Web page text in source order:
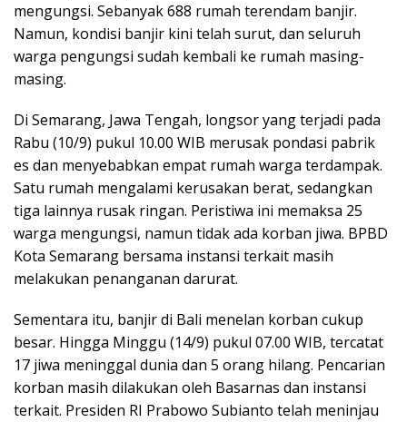
mengungsi. Sebanyak 688 rumah terendam banjir.
Namun, kondisi banjir kini telah surut, dan seluruh
warga pengungsi sudah kembali ke rumah masing-
masing.
Di Semarang, Jawa Tengah, longsor yang terjadi pada
Rabu (10/9) pukul 10.00 WIB merusak pondasi pabrik
es dan menyebabkan empat rumah warga terdampak.
Satu rumah mengalami kerusakan berat, sedangkan
tiga lainnya rusak ringan. Peristiwa ini memaksa 25
warga mengungsi, namun tidak ada korban jiwa. BPBD
Kota Semarang bersama instansi terkait masih
melakukan penanganan darurat.
Sementara itu, banjir di Bali menelan korban cukup
besar. Hingga Minggu (14/9) pukul 07.00 WIB, tercatat
17 jiwa meninggal dunia dan 5 orang hilang. Pencarian
korban masih dilakukan oleh Basarnas dan instansi
terkait. Presiden RI Prabowo Subianto telah meninjau